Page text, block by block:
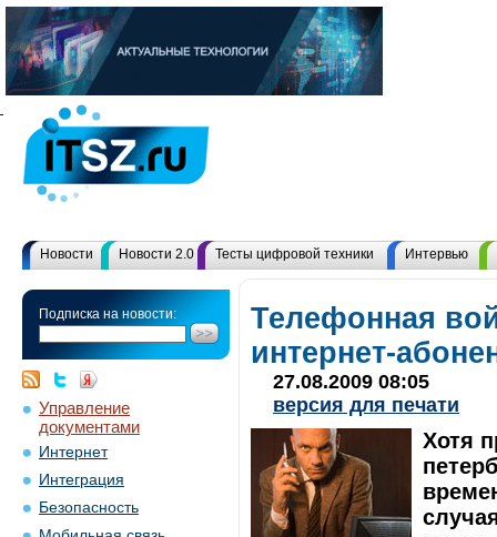
Новости Новости 2.0 Тесты цифровой техники Интервью
Подписка на новости:
Управление
документами
Интернет
Интеграция
Безопасность
Телефонная
интернет-
27.08.2009 08:05
версия для печати
Хотя